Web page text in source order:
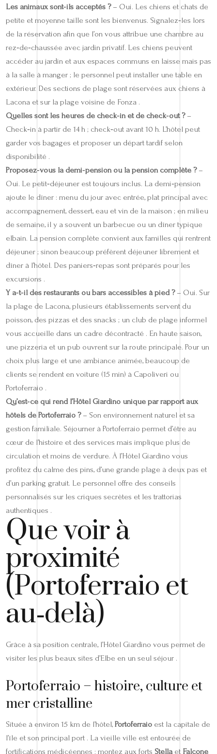
Les animaux sont‑ils acceptés ?– Oui. Les chiens et chats de
petite et moyenne taille sont les bienvenus. Signalez‑les lors
de la réservation afin que l’on vous attribue une chambre au
rez‑de‑chaussée avec jardin privatif. Les chiens peuvent
accéder au jardin et aux espaces communs en laisse mais pas
à la salle à manger ; le personnel peut installer une table en
extérieur. Des sections de plage sont réservées aux chiens à
Lacona et sur la plage voisine de Fonza .
Quelles sont les heures de check‑in et de check‑out ?–
Check‑in à partir de 14 h ; check‑out avant 10 h. L’hôtel peut
garder vos bagages et proposer un départ tardif selon
disponibilité .
Proposez‑vous la demi‑pension ou la pension complète ?–
Oui. Le petit‑déjeuner est toujours inclus. La demi‑pension
ajoute le dîner : menu du jour avec entrée, plat principal avec
accompagnement, dessert, eau et vin de la maison ; en milieu
de semaine, il y a souvent un barbecue ou un dîner typique
elbain. La pension complète convient aux familles qui rentrent
déjeuner ; sinon beaucoup préfèrent déjeuner librement et
dîner à l’hôtel. Des paniers‑repas sont préparés pour les
excursions .
Y a‑t‑il des restaurants ou bars accessibles à pied ?– Oui. Sur
la plage de Lacona, plusieurs établissements servent du
poisson, des pizzas et des snacks ; un club de plage informel
vous accueille dans un cadre décontracté . En haute saison,
une pizzeria et un pub ouvrent sur la route principale. Pour un
choix plus large et une ambiance animée, beaucoup de
clients se rendent en voiture (15 min) à Capoliveri ou
Portoferraio .
Qu’est‑ce qui rend l’Hôtel Giardino unique par rapport aux
hôtels de Portoferraio ?– Son environnement naturel et sa
gestion familiale. Séjourner à Portoferraio permet d’être au
cœur de l’histoire et des services mais implique plus de
circulation et moins de verdure. À l’Hôtel Giardino vous
profitez du calme des pins, d’une grande plage à deux pas et
d’un parking gratuit. Le personnel offre des conseils
personnalisés sur les criques secrètes et les trattorias
authentiques .
Que voir à
proximité
(Portoferraio et
au‑delà)
Grâce à sa position centrale, l’Hôtel Giardino vous permet de
visiter les plus beaux sites d’Elbe en un seul séjour .
Portoferraio – histoire, culture et
mer cristalline
Située à environ 15 km de l’hôtel, Portoferraio est la capitale de
l’île et son principal port . La vieille ville est entourée de
fortifications médicéennes : montez aux forts Stella et Falcone